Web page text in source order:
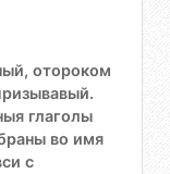
отороком
глаголы
во имя
с